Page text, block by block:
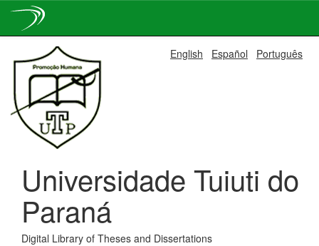
navigation
English Español Português
Universidade Tuiuti do
Paraná
Digital Library of Theses and Dissertations